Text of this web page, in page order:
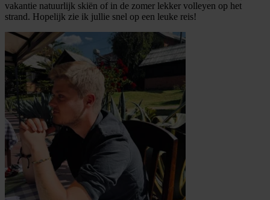
vakantie natuurlijk skiën of in de zomer lekker volleyen op het
strand. Hopelijk zie ik jullie snel op een leuke reis!